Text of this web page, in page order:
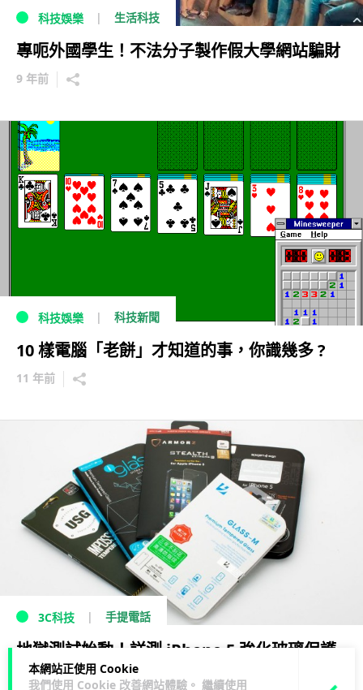
本網站正使用 Cookie
我們使用 Cookie 改善網站體驗。 繼續使用
科技娛樂 生活科技
專呃外國學生！不法分子製作假大學網站騙財
9 年前
科技娛樂 科技新聞
10 樣電腦「老餅」才知道的事，你識幾多 ?
11 年前
3C科技 手提電話
地獄測試始動！詳測 iPhone 5 強化玻璃保護
貼